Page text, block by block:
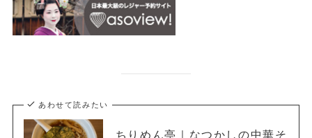
あわせて読みたい
ちりめん亭｜なつかしの中華そ